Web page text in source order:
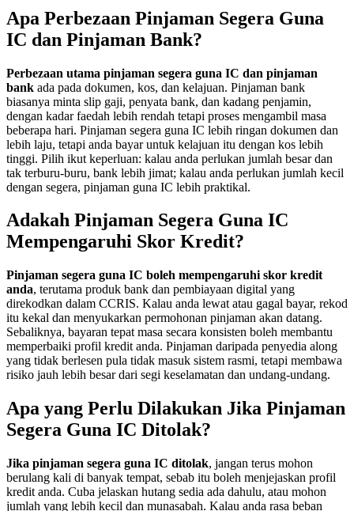
Apa Perbezaan Pinjaman Segera Guna
IC dan Pinjaman Bank?
Perbezaan utama pinjaman segera guna IC dan pinjaman
bank ada pada dokumen, kos, dan kelajuan. Pinjaman bank
biasanya minta slip gaji, penyata bank, dan kadang penjamin,
dengan kadar faedah lebih rendah tetapi proses mengambil masa
beberapa hari. Pinjaman segera guna IC lebih ringan dokumen dan
lebih laju, tetapi anda bayar untuk kelajuan itu dengan kos lebih
tinggi. Pilih ikut keperluan: kalau anda perlukan jumlah besar dan
tak terburu-buru, bank lebih jimat; kalau anda perlukan jumlah kecil
dengan segera, pinjaman guna IC lebih praktikal.
Adakah Pinjaman Segera Guna IC
Mempengaruhi Skor Kredit?
Pinjaman segera guna IC boleh mempengaruhi skor kredit
anda, terutama produk bank dan pembiayaan digital yang
direkodkan dalam CCRIS. Kalau anda lewat atau gagal bayar, rekod
itu kekal dan menyukarkan permohonan pinjaman akan datang.
Sebaliknya, bayaran tepat masa secara konsisten boleh membantu
memperbaiki profil kredit anda. Pinjaman daripada penyedia along
yang tidak berlesen pula tidak masuk sistem rasmi, tetapi membawa
risiko jauh lebih besar dari segi keselamatan dan undang-undang.
Apa yang Perlu Dilakukan Jika Pinjaman
Segera Guna IC Ditolak?
Jika pinjaman segera guna IC ditolak, jangan terus mohon
berulang kali di banyak tempat, sebab itu boleh menjejaskan profil
kredit anda. Cuba jelaskan hutang sedia ada dahulu, atau mohon
jumlah yang lebih kecil dan munasabah. Kalau anda rasa beban